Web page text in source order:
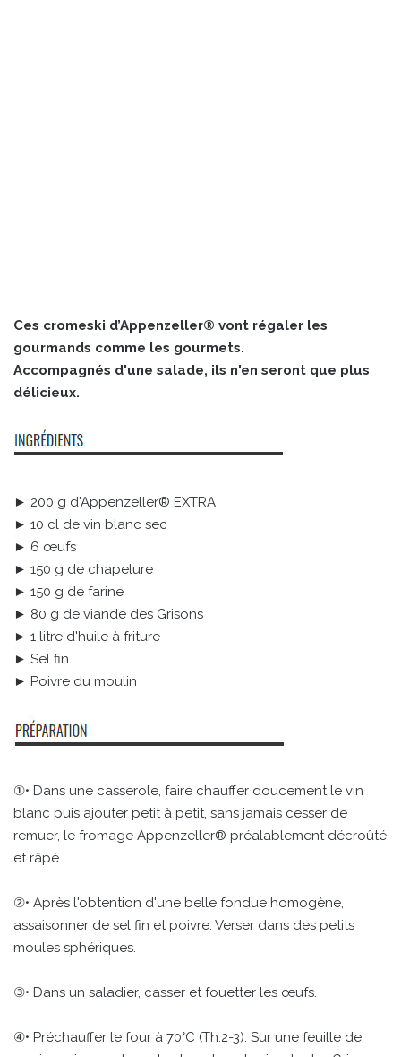
Ces cromeski d’Appenzeller® vont régaler les
gourmands comme les gourmets.
Accompagnés d'une salade, ils n'en seront que plus
délicieux.
► 200 g d'Appenzeller® EXTRA
► 10 cl de vin blanc sec
► 6 œufs
► 150 g de chapelure
► 150 g de farine
► 80 g de viande des Grisons
► 1 litre d'huile à friture
► Sel fin
► Poivre du moulin
①• Dans une casserole, faire chauffer doucement le vin
blanc puis ajouter petit à petit, sans jamais cesser de
remuer, le fromage Appenzeller® préalablement décroûté
et râpé.
②• Après l'obtention d'une belle fondue homogène,
assaisonner de sel fin et poivre. Verser dans des petits
moules sphériques.
③• Dans un saladier, casser et fouetter les œufs.
④• Préchauffer le four à 70°C (Th.2-3). Sur une feuille de